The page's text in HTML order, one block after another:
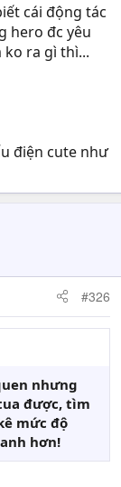
cái động tác
hero đc yêu
ra gì thì...
điện cute như
#326
nhưng
được, tìm
mức độ
hơn!